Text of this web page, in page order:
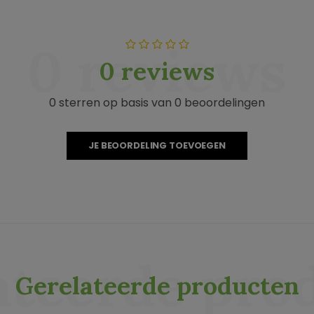
0 reviews
0 reviews
0 sterren op basis van 0 beoordelingen
JE BEOORDELING TOEVOEGEN
Gerelateerde producten